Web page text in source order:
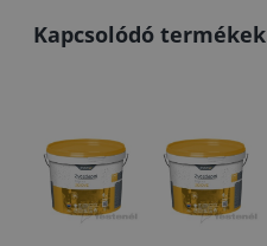
Kapcsolódó termékek